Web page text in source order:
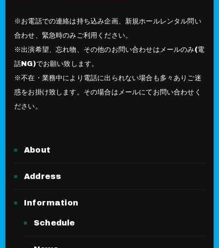
※お電話での連絡は持ち込み企画、新規ホールレンタル問い
合わせ、緊急時のみご利用ください。
※出演希望、忘れ物、その他のお問い合わせはメールのみ(電
話NG)でお願い致します。
※不在・業務中により電話に出られない場合も多々ありご迷
惑をお掛け致します。その場合はメールにてお問い合わせく
ださい。
About
Address
Information
Schedule